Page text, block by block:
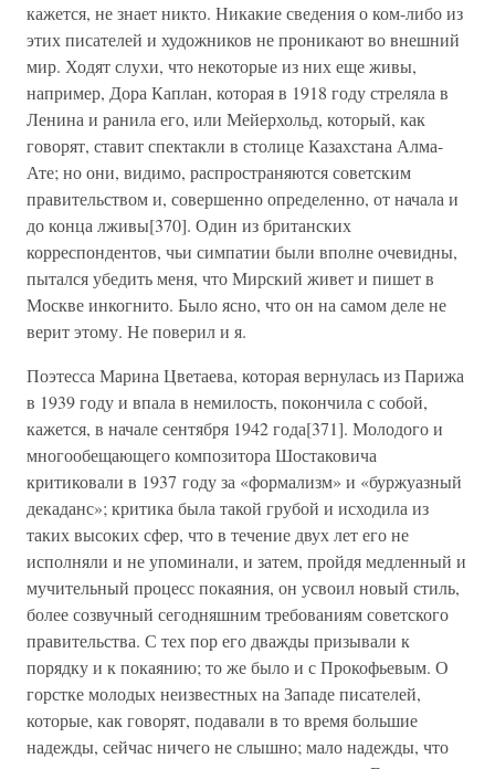
кажется, не знает никто. Никакие сведения о ком-либо из
этих писателей и художников не проникают во внешний
мир. Ходят слухи, что некоторые из них еще живы,
например, Дора Каплан, которая в 1918 году стреляла в
Ленина и ранила его, или Мейерхольд, который, как
говорят, ставит спектакли в столице Казахстана Алма-
Ате; но они, видимо, распространяются советским
правительством и, совершенно определенно, от начала и
до конца лживы[370]. Один из британских
корреспондентов, чьи симпатии были вполне очевидны,
пытался убедить меня, что Мирский живет и пишет в
Москве инкогнито. Было ясно, что он на самом деле не
верит этому. Не поверил и я.
Поэтесса Марина Цветаева, которая вернулась из Парижа
в 1939 году и впала в немилость, покончила с собой,
кажется, в начале сентября 1942 года[371]. Молодого и
многообещающего композитора Шостаковича
критиковали в 1937 году за «формализм» и «буржуазный
декаданс»; критика была такой грубой и исходила из
таких высоких сфер, что в течение двух лет его не
исполняли и не упоминали, и затем, пройдя медленный и
мучительный процесс покаяния, он усвоил новый стиль,
более созвучный сегодняшним требованиям советского
правительства. С тех пор его дважды призывали к
порядку и к покаянию; то же было и с Прокофьевым. О
горстке молодых неизвестных на Западе писателей,
которые, как говорят, подавали в то время большие
надежды, сейчас ничего не слышно; мало надежды, что